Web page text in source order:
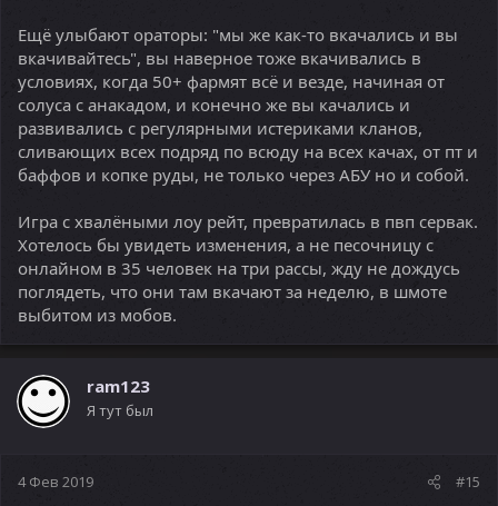
Ещё улыбают ораторы: "мы же как-то вкачались и вы
вкачивайтесь", вы наверное тоже вкачивались в
условиях, когда 50+ фармят всё и везде, начиная от
солуса с анакадом, и конечно же вы качались и
развивались с регулярными истериками кланов,
сливающих всех подряд по всюду на всех качах, от пт и
баффов и копке руды, не только через АБУ но и собой.
Игра с хвалёными лоу рейт, превратилась в пвп сервак.
Хотелось бы увидеть изменения, а не песочницу с
онлайном в 35 человек на три рассы, жду не дождусь
поглядеть, что они там вкачают за неделю, в шмоте
выбитом из мобов.
ram123
Я тут был
4 Фев 2019 #15